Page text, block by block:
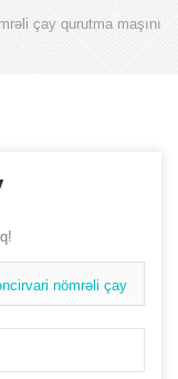
çay qurutma maşını
nömrəli çay